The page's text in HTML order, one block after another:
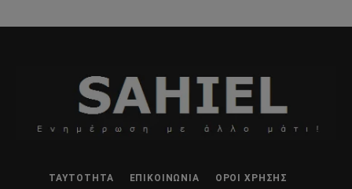
ΤΑΥΤΌΤΗΤΑ ΕΠΙΚΟΙΝΩΝΊΑ ΌΡΟΙ ΧΡΉΣΗΣ